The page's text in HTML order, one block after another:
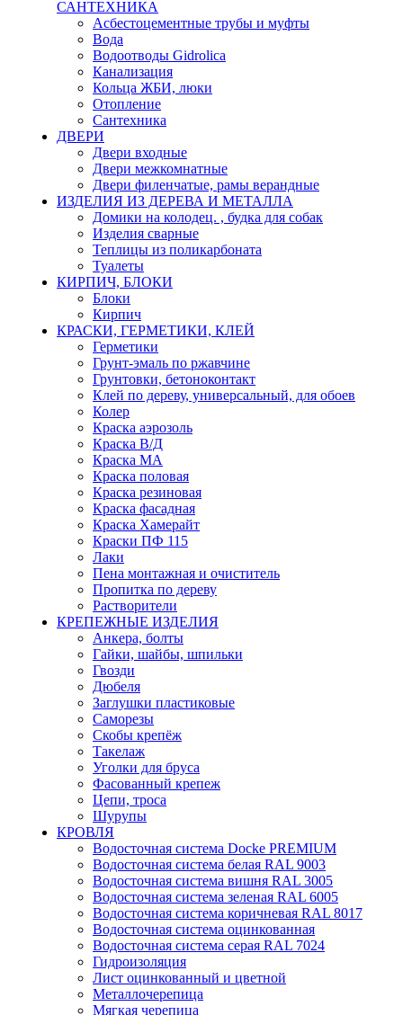
САНТЕХНИКА
Асбестоцементные трубы и муфты
Вода
Водоотводы Gidrolica
Канализация
Кольца ЖБИ, люки
Отопление
Сантехника
ДВЕРИ
Двери входные
Двери межкомнатные
Двери филенчатые, рамы верандные
ИЗДЕЛИЯ ИЗ ДЕРЕВА И МЕТАЛЛА
Домики на колодец. , будка для собак
Изделия сварные
Теплицы из поликарбоната
Туалеты
КИРПИЧ, БЛОКИ
Блоки
Кирпич
КРАСКИ, ГЕРМЕТИКИ, КЛЕЙ
Герметики
Грунт-эмаль по ржавчине
Грунтовки, бетоноконтакт
Клей по дереву, универсальный, для обоев
Колер
Краска аэрозоль
Краска В/Д
Краска МА
Краска половая
Краска резиновая
Краска фасадная
Краска Хамерайт
Краски ПФ 115
Лаки
Пена монтажная и очиститель
Пропитка по дереву
Растворители
КРЕПЕЖНЫЕ ИЗДЕЛИЯ
Анкера, болты
Гайки, шайбы, шпильки
Гвозди
Дюбеля
Заглушки пластиковые
Саморезы
Скобы крепёж
Такелаж
Уголки для бруса
Фасованный крепеж
Цепи, троса
Шурупы
КРОВЛЯ
Водосточная система Docke PREMIUM
Водосточная система белая RAL 9003
Водосточная система вишня RAL 3005
Водосточная система зеленая RAL 6005
Водосточная система коричневая RAL 8017
Водосточная система оцинкованная
Водосточная система серая RAL 7024
Гидроизоляция
Лист оцинкованный и цветной
Металлочерепица
Мягкая черепица